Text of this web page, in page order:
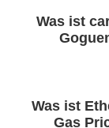
Was ist
Was ist
Gas